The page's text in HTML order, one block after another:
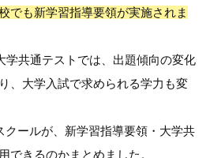
でも新学習指導要領が実施されま
学共通テストでは、出題傾向の変化
、大学入試で求められる学力も変
クールが、新学習指導要領・大学共
できるのかまとめました。